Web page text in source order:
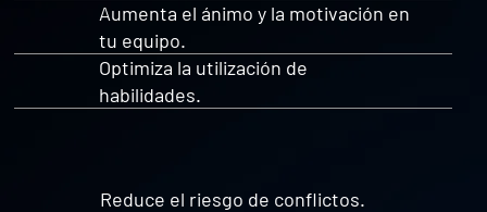
Aumenta el ánimo y la motivación en
tu equipo.
Optimiza la utilización de
habilidades.
Reduce el riesgo de conflictos.